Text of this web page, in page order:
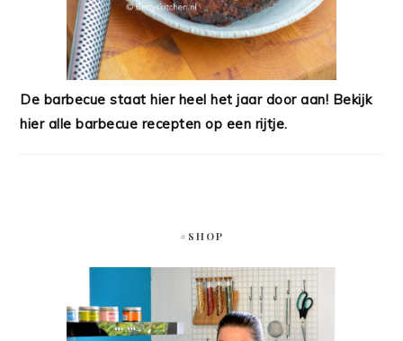
De barbecue staat hier heel het jaar door aan! Bekijk
hier alle barbecue recepten op een rijtje.
#SHOP